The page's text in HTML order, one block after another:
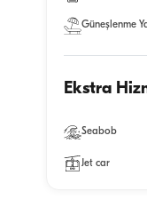
Güneşlenme
Ekstra
Seabob
Jet car